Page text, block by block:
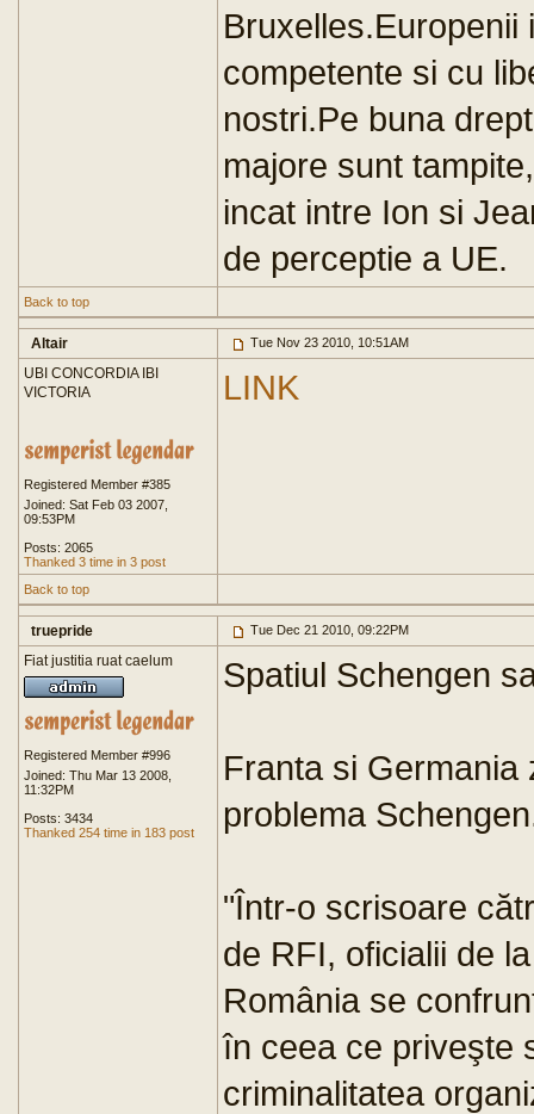
Bruxelles.Europenii
competente si cu
nostri.Pe buna
majore sunt
incat intre Ion si
de perceptie a UE.
Back to top
Altair Tue Nov 23 2010, 10:51AM
UBI CONCORDIA IBI
VICTORIA
Registered Member #385
Joined: Sat Feb 03 2007,
09:53PM
Posts: 2065
Thanked 3 time in 3 post
LINK
Back to top
truepride Tue Dec 21 2010, 09:22PM
Fiat justitia ruat caelum
Registered Member #996
Joined: Thu Mar 13 2008,
11:32PM
Posts: 3434
Thanked 254 time in 183 post
Spatiul Schengen
Franta si Germania
problema
"Într-o scrisoare
de RFI, oficialii de
România se
în ceea ce priveşte
criminalitatea